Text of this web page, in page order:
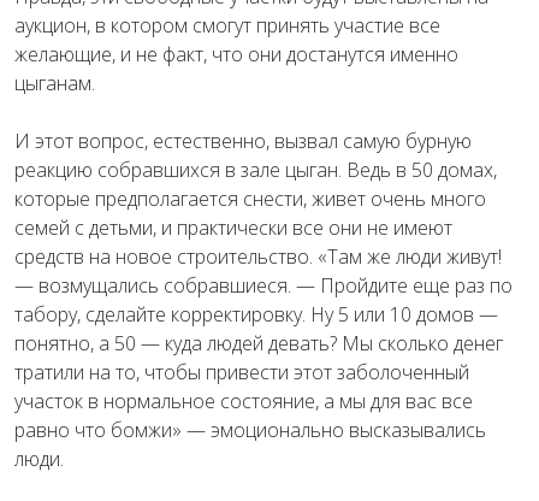
аукцион, в котором смогут принять участие все
желающие, и не факт, что они достанутся именно
цыганам.
И этот вопрос, естественно, вызвал самую бурную
реакцию собравшихся в зале цыган. Ведь в 50 домах,
которые предполагается снести, живет очень много
семей с детьми, и практически все они не имеют
средств на новое строительство. «Там же люди живут!
— возмущались собравшиеся. — Пройдите еще раз по
табору, сделайте корректировку. Ну 5 или 10 домов —
понятно, а 50 — куда людей девать? Мы сколько денег
тратили на то, чтобы привести этот заболоченный
участок в нормальное состояние, а мы для вас все
равно что бомжи» — эмоционально высказывались
люди.